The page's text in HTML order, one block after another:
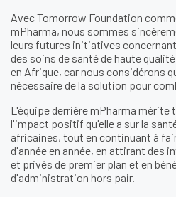
Avec Tomorrow Foundation
mPharma, nous sommes
leurs futures initiatives
des soins de santé de haute
en Afrique, car nous considérons
nécessaire de la solution pour
L'équipe derrière mPharma
l'impact positif qu'elle a sur la
africaines, tout en continuant à
d'année en année, en attirant des
et privés de premier plan et en
d'administration hors pair.